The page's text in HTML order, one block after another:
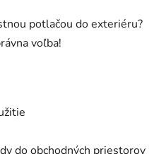
potlačou do exteriéru?
voľba!
do obchodných priestorov